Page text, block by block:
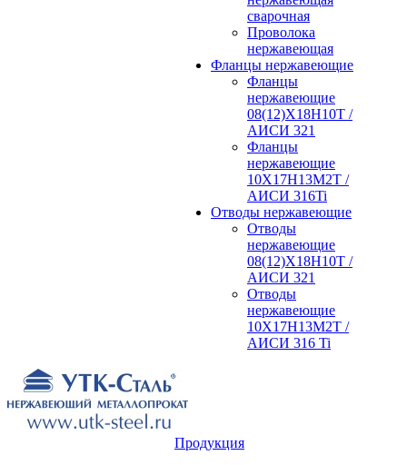
сварочная
Проволока
нержавеющая
Фланцы нержавеющие
Фланцы
нержавеющие
08(12)Х18Н10Т /
АИСИ 321
Фланцы
нержавеющие
10Х17Н13М2Т /
АИСИ 316Ti
Отводы нержавеющие
Отводы
нержавеющие
08(12)Х18Н10Т /
АИСИ 321
Отводы
нержавеющие
10Х17Н13М2Т /
АИСИ 316 Ti
Продукция